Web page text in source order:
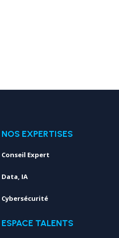
NOS EXPERTISES
Conseil Expert
Data, IA
Cybersécurité
ESPACE TALENTS